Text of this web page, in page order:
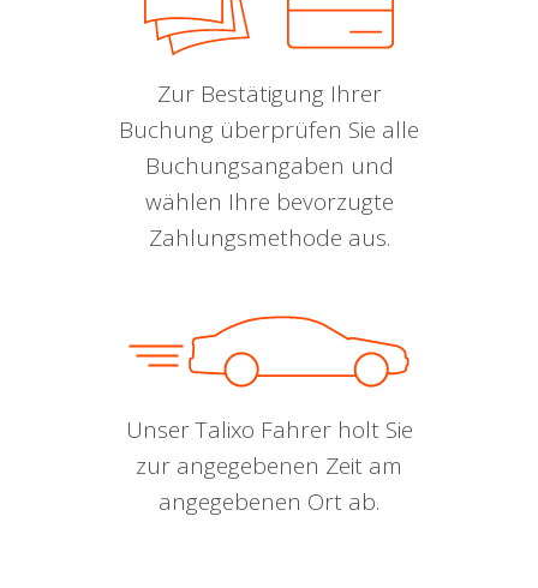
Zur Bestätigung Ihrer
Buchung überprüfen Sie alle
Buchungsangaben und
wählen Ihre bevorzugte
Zahlungsmethode aus.
Unser Talixo Fahrer holt Sie
zur angegebenen Zeit am
angegebenen Ort ab.